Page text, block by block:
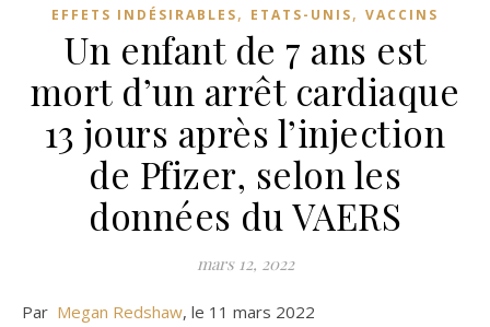
EFFETS INDÉSIRABLES, ETATS-UNIS, VACCINS
Un enfant de 7 ans est
mort d’un arrêt cardiaque
13 jours après l’injection
de Pfizer, selon les
données du VAERS
mars 12, 2022
Par Megan Redshaw, le 11 mars 2022